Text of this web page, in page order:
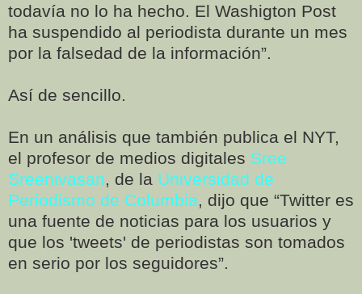
todavía no lo ha hecho. El Washigton Post
ha suspendido al periodista durante un mes
por la falsedad de la información”.
Así de sencillo.
En un análisis que también publica el NYT,
el profesor de medios digitales Sree
Sreenivasan, de la Universidad de
Periodismo de Columbia, dijo que “Twitter es
una fuente de noticias para los usuarios y
que los 'tweets' de periodistas son tomados
en serio por los seguidores”.